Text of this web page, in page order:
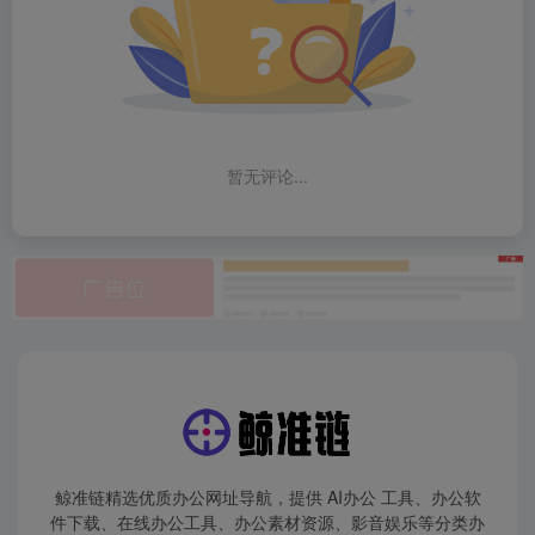
暂无评论...
鲸准链精选优质办公网址导航，提供 AI办公 工具、办公软
件下载、在线办公工具、办公素材资源、影音娱乐等分类办